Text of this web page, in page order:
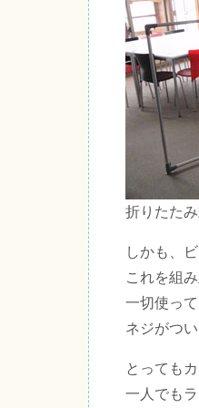
折りたた
しかも、
これを組
一切使っ
ネジがつ
とっても
一人でも